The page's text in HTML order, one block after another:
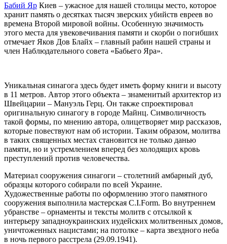
Бабий Яр Киев – ужасное для нашей столицы место, которое
хранит память о десятках тысяч зверских убийств евреев во
времена Второй мировой войны. Особенную значимость
этого места для увековечивания памяти и скорби о погибших
отмечает Яков Дов Блайх – главный рабин нашей страны и
член Наблюдательного совета «Бабьего Яра».
Уникальная синагога здесь будет иметь форму книги и высоту
в 11 метров. Автор этого объекта – знаменитый архитектор из
Швейцарии – Мануэль Герц. Он также спроектировал
оригинальную синагогу в городе Майнц. Символичность
такой формы, по мнению автора, олицетворяет мир рассказов,
которые повествуют нам об истории. Таким образом, молитва
в таких священных местах становится не только данью
памяти, но и устремлением вперед без холодящих кровь
преступлений против человечества.
Материал сооружения синагоги – столетний амбарный дуб,
образцы которого собирали по всей Украине.
Художественные работы по оформлению этого памятного
сооружения выполнила мастерская C.I.Form. Во внутреннем
убранстве – орнаменты и тексты молитв с отсылкой к
интерьеру западноукраинских иудейских молитвенных домов,
уничтоженных нацистами; на потолке – карта звездного неба
в ночь первого расстрела (29.09.1941).